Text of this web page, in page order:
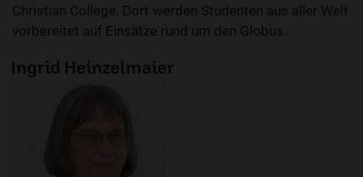
Christian College. Dort werden Studenten aus aller Welt
vorbereitet auf Einsätze rund um den Globus.
Ingrid Heinzelmaier